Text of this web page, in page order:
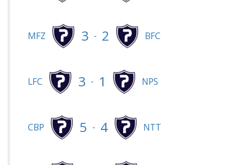
MFZ 3 - 2 BFC
LFC 3 - 1 NPS
CBP 5 - 4 NTT